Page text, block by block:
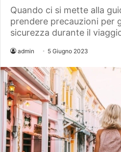
Quando ci si mette alla
prendere precauzioni per
sicurezza durante il
admin 5 Giugno 2023